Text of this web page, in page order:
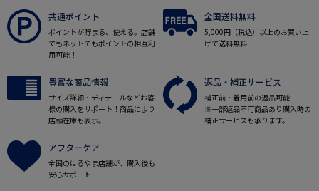
共通ポイント
ポイントが貯まる、使える。店舗
でもネットでもポイントの相互利
用可能！
全国送料無料
5,000円（税込）以上のお買い上
げで送料無料
豊富な商品情報
サイズ詳細・ディテールなどお客
様の購入をサポート！商品により
店頭在庫も表示。
返品・補正サービス
補正前・着用前の返品可能
※一部返品不可商品あり購入時の
補正サービスも承ります。
アフターケア
全国のはるやま店舗が、購入後も
安心サポート